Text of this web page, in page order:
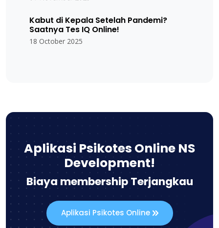
Kabut di Kepala Setelah Pandemi?
Saatnya Tes IQ Online!
18 October 2025
Aplikasi Psikotes Online NS
Development!
Biaya membership Terjangkau
Aplikasi Psikotes Online